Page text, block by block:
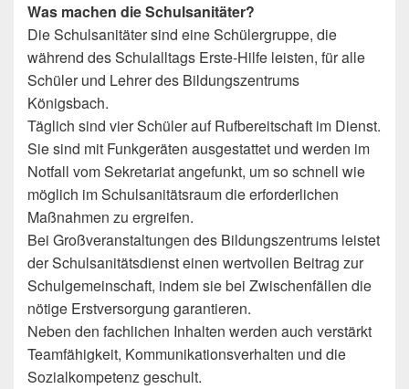
Was machen die Schulsanitäter?
Die Schulsanitäter sind eine Schülergruppe, die
während des Schulalltags Erste-Hilfe leisten, für alle
Schüler und Lehrer des Bildungszentrums
Königsbach.
Täglich sind vier Schüler auf Rufbereitschaft im Dienst.
Sie sind mit Funkgeräten ausgestattet und werden im
Notfall vom Sekretariat angefunkt, um so schnell wie
möglich im Schulsanitätsraum die erforderlichen
Maßnahmen zu ergreifen.
Bei Großveranstaltungen des Bildungszentrums leistet
der Schulsanitätsdienst einen wertvollen Beitrag zur
Schulgemeinschaft, indem sie bei Zwischenfällen die
nötige Erstversorgung garantieren.
Neben den fachlichen Inhalten werden auch verstärkt
Teamfähigkeit, Kommunikationsverhalten und die
Sozialkompetenz geschult.